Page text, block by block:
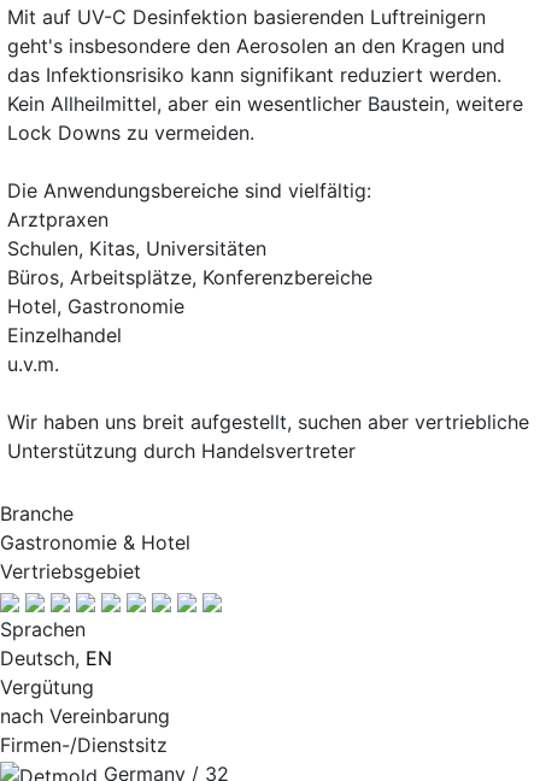
Mit auf UV-C Desinfektion basierenden Luftreinigern
geht's insbesondere den Aerosolen an den Kragen und
das Infektionsrisiko kann signifikant reduziert werden.
Kein Allheilmittel, aber ein wesentlicher Baustein, weitere
Lock Downs zu vermeiden.
Die Anwendungsbereiche sind vielfältig:
Arztpraxen
Schulen, Kitas, Universitäten
Büros, Arbeitsplätze, Konferenzbereiche
Hotel, Gastronomie
Einzelhandel
u.v.m.
Wir haben uns breit aufgestellt, suchen aber vertriebliche
Unterstützung durch Handelsvertreter
Branche
Gastronomie & Hotel
Vertriebsgebiet
Sprachen
Deutsch, EN
Vergütung
nach Vereinbarung
Firmen-/Dienstsitz
Germany / 32